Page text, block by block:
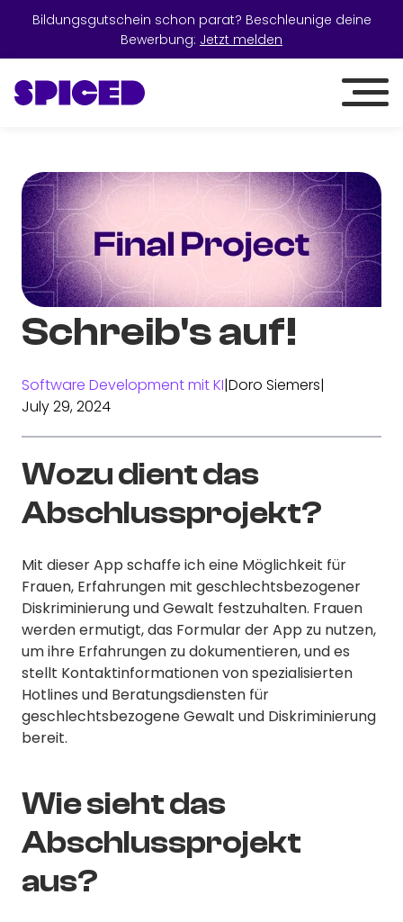
Bildungsgutschein schon parat? Beschleunige deine
Bewerbung: Jetzt melden
Schreib's auf!
Software Development mit KI|Doro Siemers|
July 29, 2024
Wozu dient das
Abschlussprojekt?
Mit dieser App schaffe ich eine Möglichkeit für
Frauen, Erfahrungen mit geschlechtsbezogener
Diskriminierung und Gewalt festzuhalten. Frauen
werden ermutigt, das Formular der App zu nutzen,
um ihre Erfahrungen zu dokumentieren, und es
stellt Kontaktinformationen von spezialisierten
Hotlines und Beratungsdiensten für
geschlechtsbezogene Gewalt und Diskriminierung
bereit.
Wie sieht das
Abschlussprojekt
aus?